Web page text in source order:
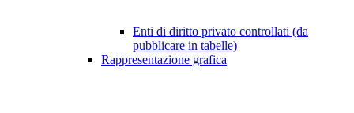
Enti di diritto privato controllati (da
pubblicare in tabelle)
Rappresentazione grafica